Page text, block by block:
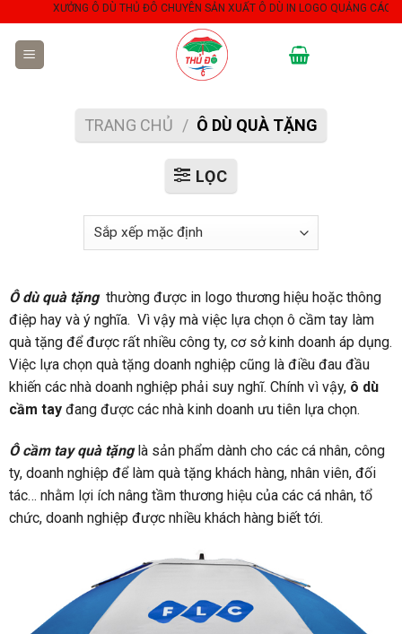
content
XƯỞNG Ô DÙ THỦ ĐÔ CHUYÊN SẢN XUẤT Ô DÙ IN LOGO QUẢNG CÁO THEO
TRANG CHỦ / Ô DÙ QUÀ TẶNG
LỌC
Ô dù quà tặngthường được in logo thương hiệu hoặc thông
điệp hay và ý nghĩa. Vì vậy mà việc lựa chọn ô cầm tay làm
quà tặng để được rất nhiều công ty, cơ sở kinh doanh áp dụng.
Việc lựa chọn quà tặng doanh nghiệp cũng là điều đau đầu
khiến các nhà doanh nghiệp phải suy nghĩ. Chính vì vậy, ô dù
cầm tay đang được các nhà kinh doanh ưu tiên lựa chọn.
Ô cầm tay quà tặnglà sản phẩm dành cho các cá nhân, công
ty, doanh nghiệp để làm quà tặng khách hàng, nhân viên, đối
tác… nhằm lợi ích nâng tầm thương hiệu của các cá nhân, tổ
chức, doanh nghiệp được nhiều khách hàng biết tới.